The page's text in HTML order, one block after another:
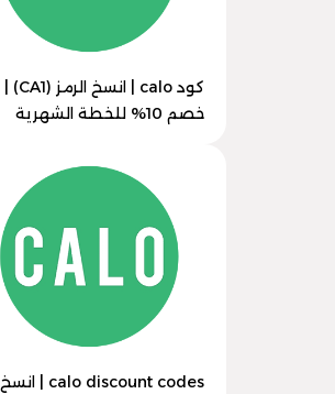
كود calo | انسخ الرمز (CA1) |
خصم 10% للخطة الشهرية
calo discount codes | انسخ